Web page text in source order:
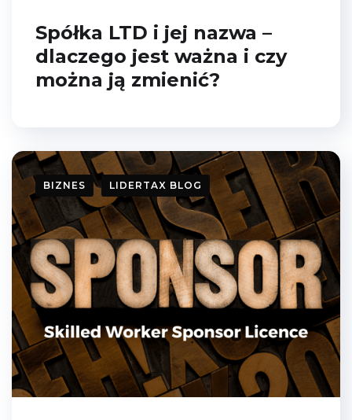
Spółka LTD i jej nazwa –
dlaczego jest ważna i czy
można ją zmienić?
BIZNES LIDERTAX BLOG